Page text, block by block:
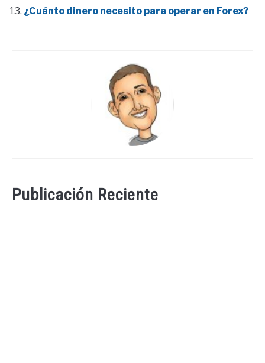
¿Cuánto dinero necesito para operar en Forex?
Publicación Reciente